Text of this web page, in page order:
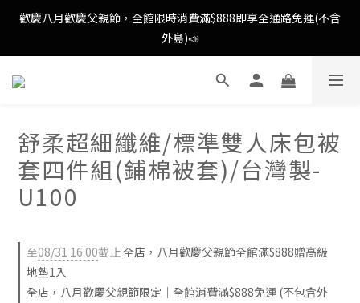
歡慶八月歡慶父親節，全館限時消費滿$888即享全通路免運(不含
外島)📣
歡慶八月歡慶父親節，新加入會員即可得購物金$88📣
消費滿額即可成為VIP📣
歡慶八月歡慶父親節，全館限時消費滿$888即享全通路免運(不含
外島)📣
舒柔超細纖維/標準雙人床包被
套四件組(鋪棉被套)/台灣製-
U100
至08/31 16:00截止 全店，八月歡慶父親節全館滿$888贈高級
地墊1入
全店，八月歡慶父親節限定｜全館消費滿$888免運 (不包含外